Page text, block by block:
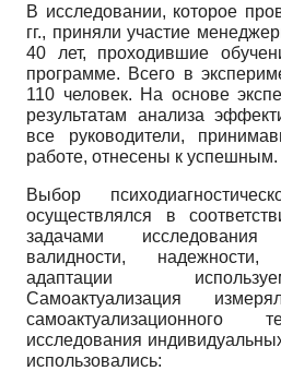
В исследовании, которое
гг., приняли участие
40 лет, проходившие
программе. Всего в
110 человек. На основе
результатам анализа
все руководители,
работе, отнесены к успешным.
Выбор
осуществлялся в
задачами
валидности,
адаптации
Самоактуализация
исследования
использовались: